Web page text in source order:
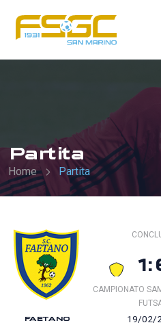
Partita
Home Partita
CAMPIONATO
19/02/